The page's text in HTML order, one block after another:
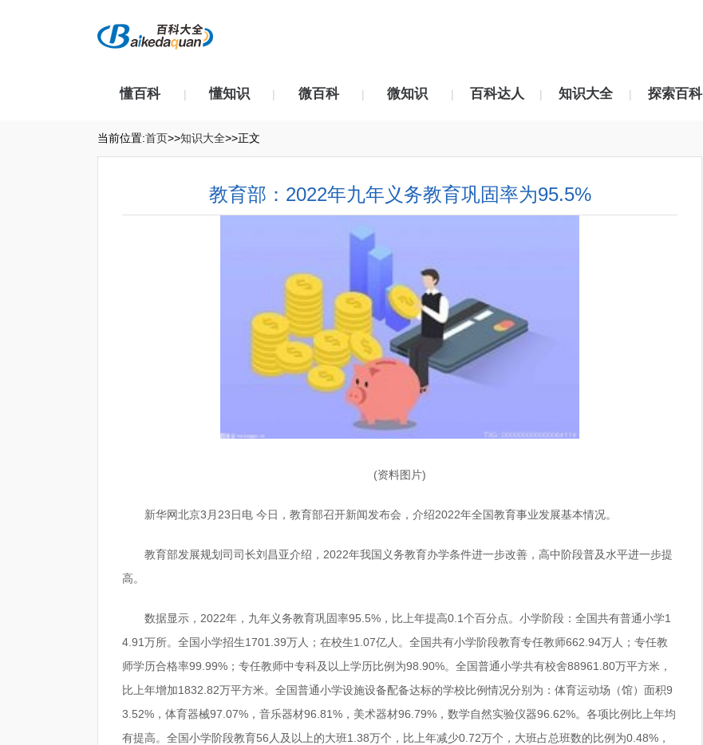
懂百科 | 懂知识 | 微百科 | 微知识 | 百科达人 | 知识大全 | 探索百科
当前位置:首页>>知识大全>>正文
教育部：2022年九年义务教育巩固率为95.5%
(资料图片)
新华网北京3月23日电 今日，教育部召开新闻发布会，介绍2022年全国教育事业发展基本情况。
教育部发展规划司司长刘昌亚介绍，2022年我国义务教育办学条件进一步改善，高中阶段普及水平进一步提
高。
数据显示，2022年，九年义务教育巩固率95.5%，比上年提高0.1个百分点。小学阶段：全国共有普通小学1
4.91万所。全国小学招生1701.39万人；在校生1.07亿人。全国共有小学阶段教育专任教师662.94万人；专任教
师学历合格率99.99%；专任教师中专科及以上学历比例为98.90%。全国普通小学共有校舍88961.80万平方米，
比上年增加1832.82万平方米。全国普通小学设施设备配备达标的学校比例情况分别为：体育运动场（馆）面积9
3.52%，体育器械97.07%，音乐器材96.81%，美术器材96.79%，数学自然实验仪器96.62%。各项比例比上年均
有提高。全国小学阶段教育56人及以上的大班1.38万个，比上年减少0.72万个，大班占总班数的比例为0.48%，